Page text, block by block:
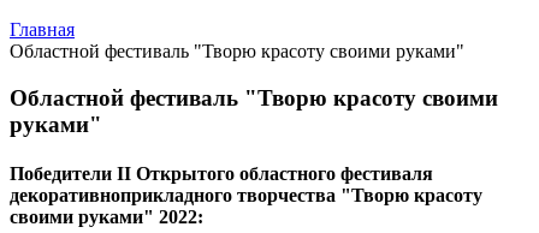
Главная
Областной фестиваль "Творю красоту своими руками"
Областной фестиваль "Творю красоту своими
руками"
Победители II Открытого областного фестиваля
декоративноприкладного творчества "Творю красоту
своими руками" 2022: